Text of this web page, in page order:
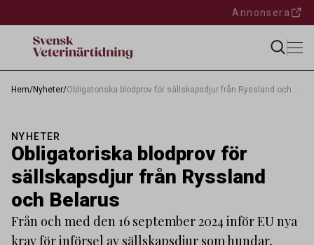
Annonsera
Hem/Nyheter/
NYHETER
Obligatoriska blodprov för
sällskapsdjur från Ryssland
och Belarus
Från och med den 16 september 2024 inför EU nya
krav för införsel av sällskapsdjur som hundar,